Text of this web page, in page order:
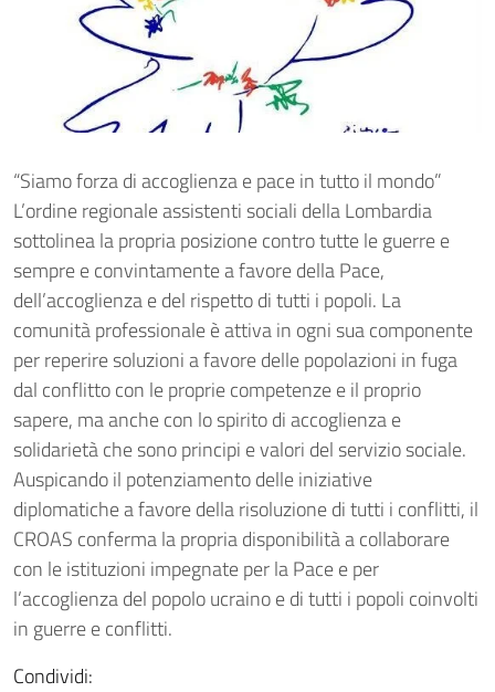
“Siamo forza di accoglienza e pace in tutto il mondo”
L’ordine regionale assistenti sociali della Lombardia
sottolinea la propria posizione contro tutte le guerre e
sempre e convintamente a favore della Pace,
dell’accoglienza e del rispetto di tutti i popoli. La
comunità professionale è attiva in ogni sua componente
per reperire soluzioni a favore delle popolazioni in fuga
dal conflitto con le proprie competenze e il proprio
sapere, ma anche con lo spirito di accoglienza e
solidarietà che sono principi e valori del servizio sociale.
Auspicando il potenziamento delle iniziative
diplomatiche a favore della risoluzione di tutti i conflitti, il
CROAS conferma la propria disponibilità a collaborare
con le istituzioni impegnate per la Pace e per
l’accoglienza del popolo ucraino e di tutti i popoli coinvolti
in guerre e conflitti.
Condividi: